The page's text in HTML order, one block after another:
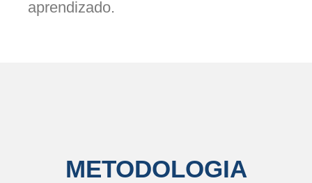
aprendizado.
METODOLOGIA